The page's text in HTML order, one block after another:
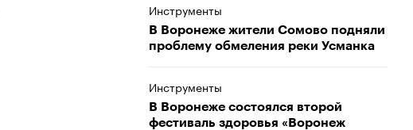
Инструменты
В Воронеже жители Сомово подняли
проблему обмеления реки Усманка
Инструменты
В Воронеже состоялся второй
фестиваль здоровья «Воронеж